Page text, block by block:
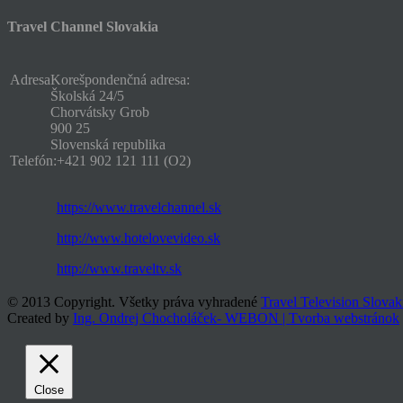
Travel Channel Slovakia
AdresaKorešpondenčná adresa:
Školská 24/5
Chorvátsky Grob
900 25
Slovenská republika
Telefón:+421 902 121 111 (O2)
https://www.travelchannel.sk
http://www.hotelovevideo.sk
http://www.traveltv.sk
© 2013 Copyright. Všetky práva vyhradené Travel Television
Created by Ing. Ondrej Chocholáček- WEBON | Tvorba webstránok
Close